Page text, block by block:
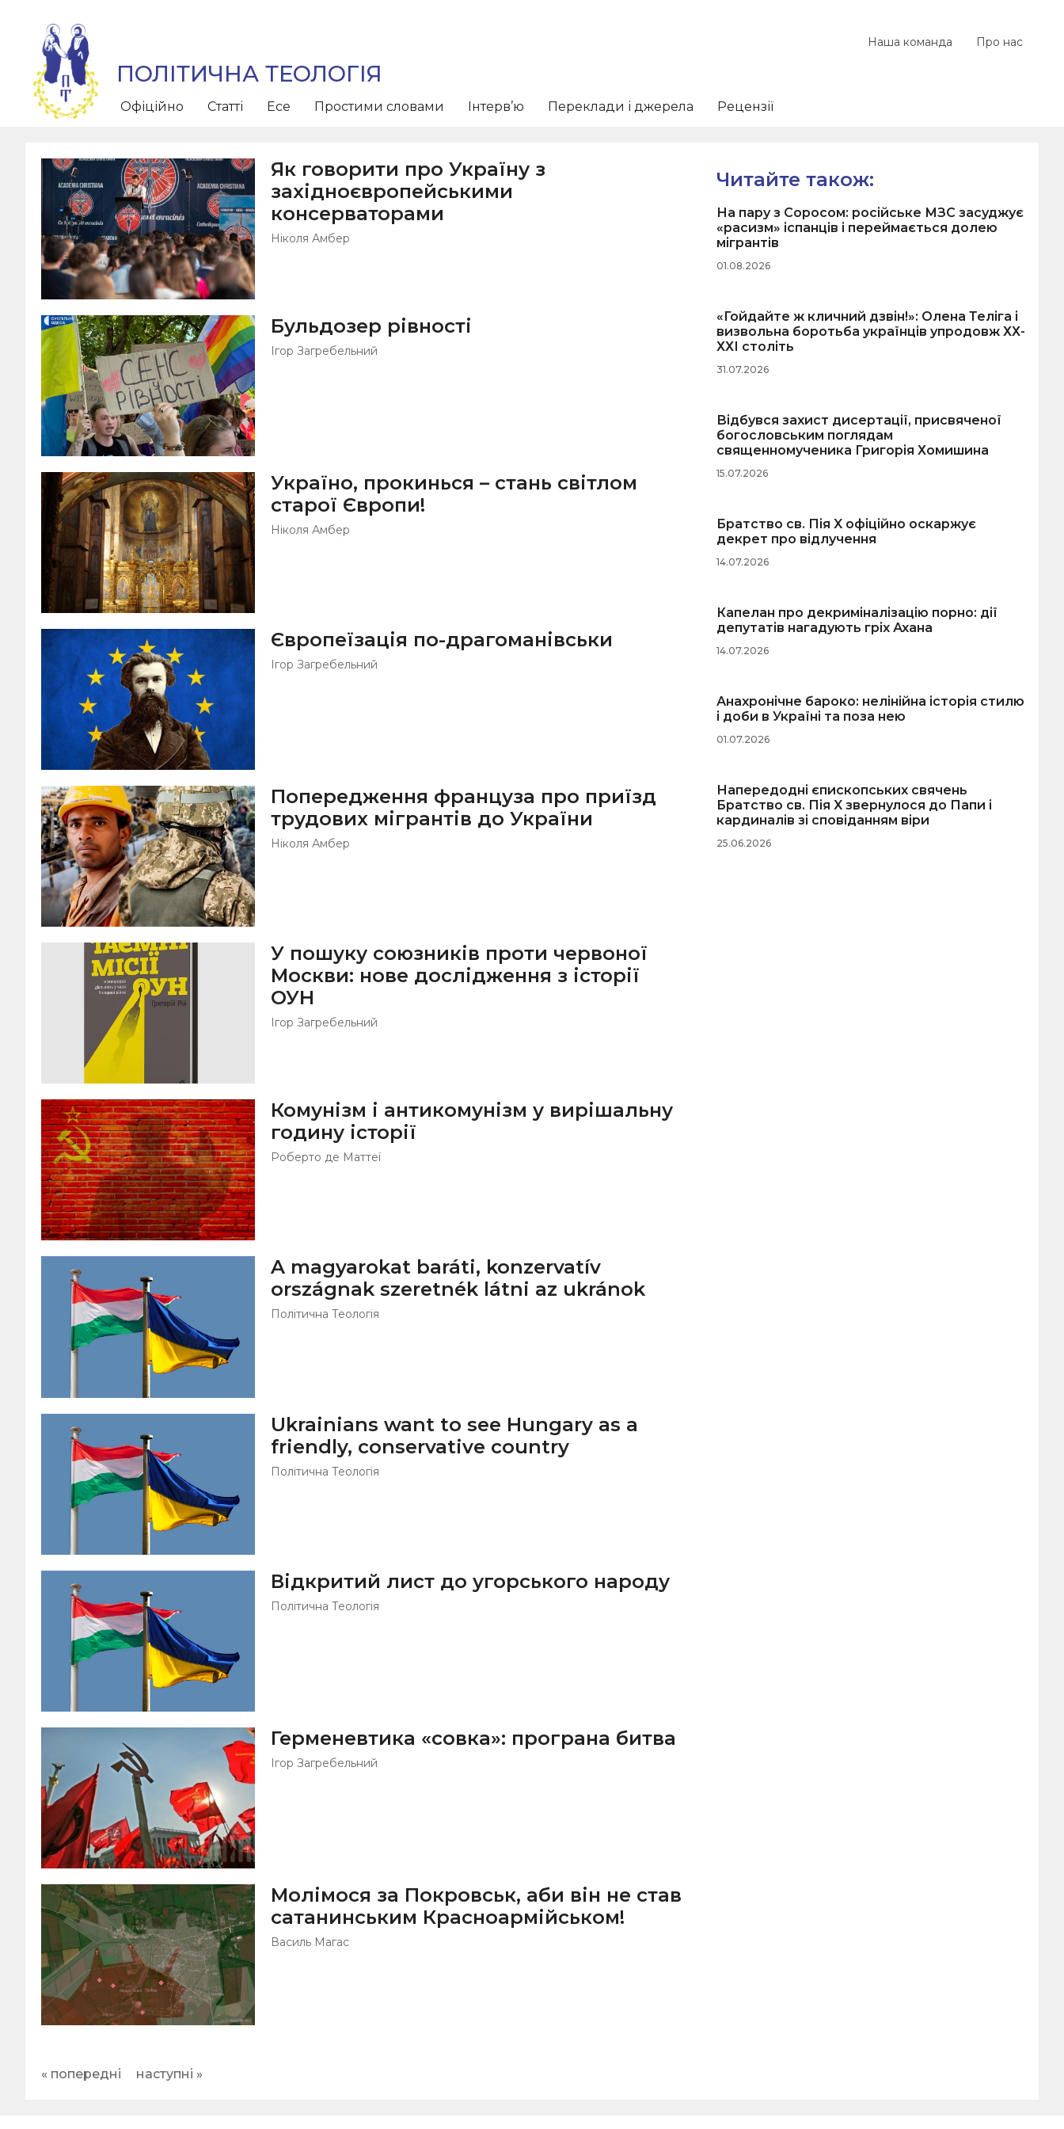
Наша команда Про нас
ПОЛІТИЧНА ТЕОЛОГІЯ
Офіційно Статті Есе Простими словами Інтерв’ю Переклади і джерела Рецензії
Як говорити про Україну з
західноєвропейськими
консерваторами
Ніколя Амбер
Бульдозер рівності
Ігор Загребельний
Україно, прокинься – стань світлом
старої Європи!
Ніколя Амбер
Європеїзація по-драгоманівськи
Ігор Загребельний
Попередження француза про приїзд
трудових мігрантів до України
Ніколя Амбер
У пошуку союзників проти червоної
Москви: нове дослідження з історії
ОУН
Ігор Загребельний
Комунізм і антикомунізм у вирішальну
годину історії
Роберто де Маттеї
A magyarokat baráti, konzervatív
országnak szeretnék látni az ukránok
Політична Теологія
Ukrainians want to see Hungary as a
friendly, conservative country
Політична Теологія
Відкритий лист до угорського народу
Політична Теологія
Герменевтика «совка»: програна битва
Ігор Загребельний
Молімося за Покровськ, аби він не став
сатанинським Красноармійськом!
Василь Магас
« попередні наступні »
Читайте також:
На пару з Соросом: російське МЗС засуджує
«расизм» іспанців і переймається долею
мігрантів
01.08.2026
«Гойдайте ж кличний дзвін!»: Олена Теліга і
визвольна боротьба українців упродовж ХХ-
ХХІ століть
31.07.2026
Відбувся захист дисертації, присвяченої
богословським поглядам
священномученика Григорія Хомишина
15.07.2026
Братство св. Пія X офіційно оскаржує
декрет про відлучення
14.07.2026
Капелан про декриміналізацію порно: дії
депутатів нагадують гріх Ахана
14.07.2026
Анахронічне бароко: нелінійна історія стилю
і доби в Україні та поза нею
01.07.2026
Напередодні єпископських свячень
Братство св. Пія X звернулося до Папи і
кардиналів зі сповіданням віри
25.06.2026